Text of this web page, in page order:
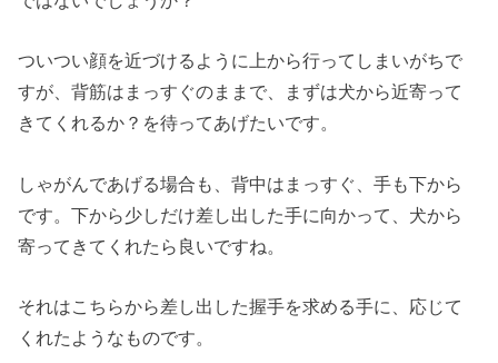
ついつい顔を近づけるように上から行ってしまいがちで
すが、背筋はまっすぐのままで、まずは犬から近寄って
きてくれるか？を待ってあげたいです。
しゃがんであげる場合も、背中はまっすぐ、手も下から
です。下から少しだけ差し出した手に向かって、犬から
寄ってきてくれたら良いですね。
それはこちらから差し出した握手を求める手に、応じて
くれたようなものです。